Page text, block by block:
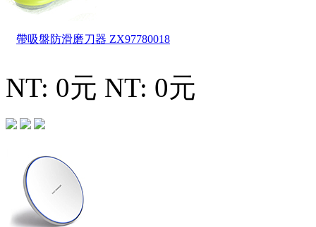
帶吸盤防滑磨刀器 ZX97780018
NT: 0元 NT: 0元